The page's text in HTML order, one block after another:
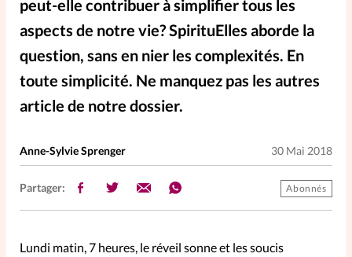
Lifestyle
Littérature
PersonnElles
RelationnElles
Shopping Spi
Si(x) simple de...
peut-elle contribuer à simplifier tous les
aspects de notre vie? SpirituElles aborde la
question, sans en nier les complexités. En
toute simplicité. Ne manquez pas les autres
article de notre dossier.
Anne-Sylvie Sprenger 30 Mai 2018
Partager: Abonnés
Lundi matin, 7 heures, le réveil sonne et les soucis